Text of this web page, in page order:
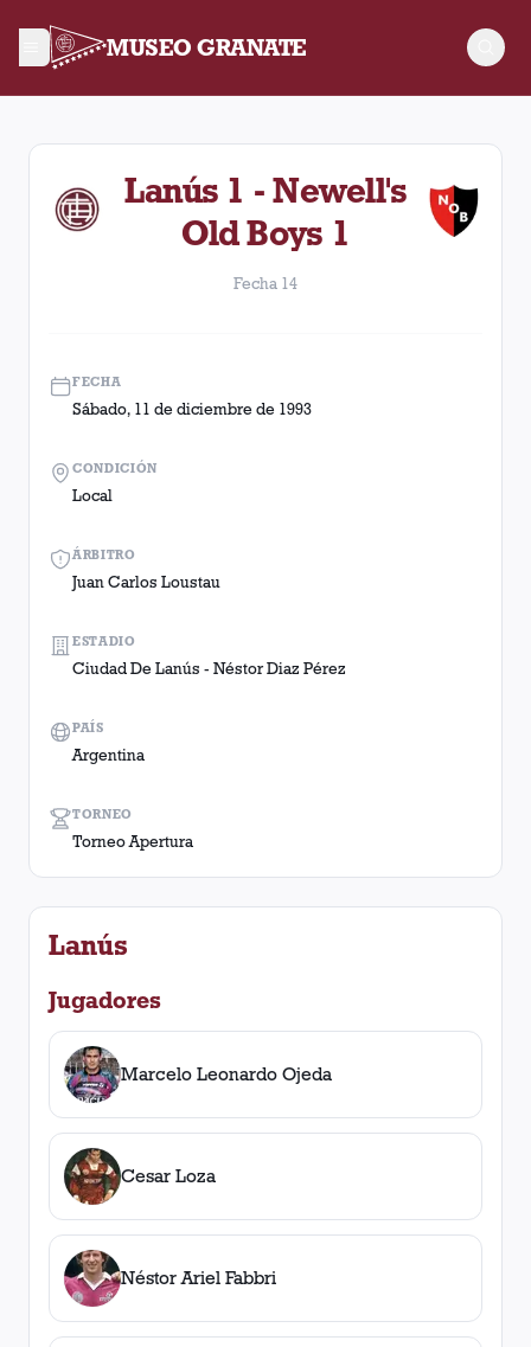
MUSEO GRANATE
Fecha 14. Partido entre Lanús y Newell's Old Boys
Lanús 1 - Newell's
Old Boys 1
Fecha 14
FECHA
Sábado, 11 de diciembre de 1993
ÁRBITRO
Juan Carlos Loustau
TORNEO
Torneo Apertura
CONDICIÓN
Local
ESTADIO
Ciudad De Lanús - Néstor Diaz Pérez
PAÍS
Argentina
Lanús
Jugadores
Marcelo Leonardo Ojeda
Cesar Loza
Néstor Ariel Fabbri